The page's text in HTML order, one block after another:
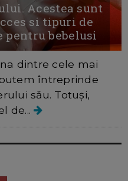
Acestea sunt
si tipuri de
pentru bebelusi
dintre cele mai
întreprinde
său. Totuși,
de...